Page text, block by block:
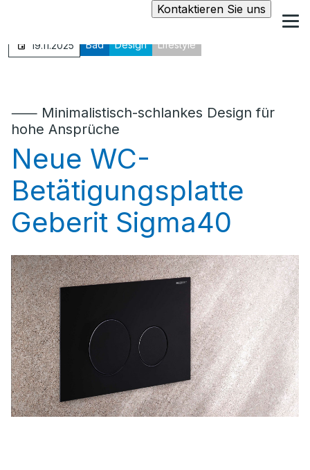
Kontaktieren Sie uns
19.11.2025 Bad Design Lifestyle
⸺ Minimalistisch-schlankes Design für
hohe Ansprüche
Neue WC-
Betätigungsplatte
Geberit Sigma40